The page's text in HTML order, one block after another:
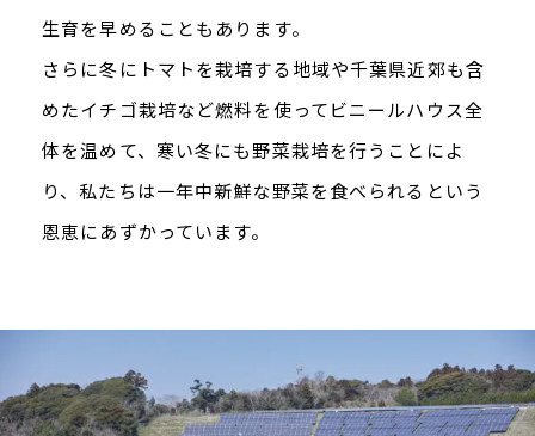
生育を早めることもあります。
さらに冬にトマトを栽培する地域や千葉県近郊も含
めたイチゴ栽培など燃料を使ってビニールハウス全
体を温めて、寒い冬にも野菜栽培を行うことによ
り、私たちは一年中新鮮な野菜を食べられるという
恩恵にあずかっています。